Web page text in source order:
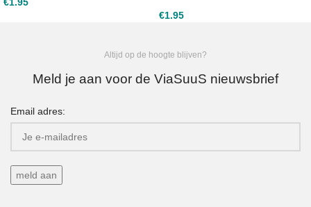
€1.95
Altijd op de hoogte blijven?
Meld je aan voor de ViaSuuS nieuwsbrief
Email adres: